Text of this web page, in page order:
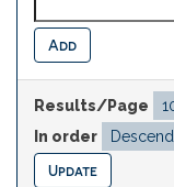
Results/Page
In order